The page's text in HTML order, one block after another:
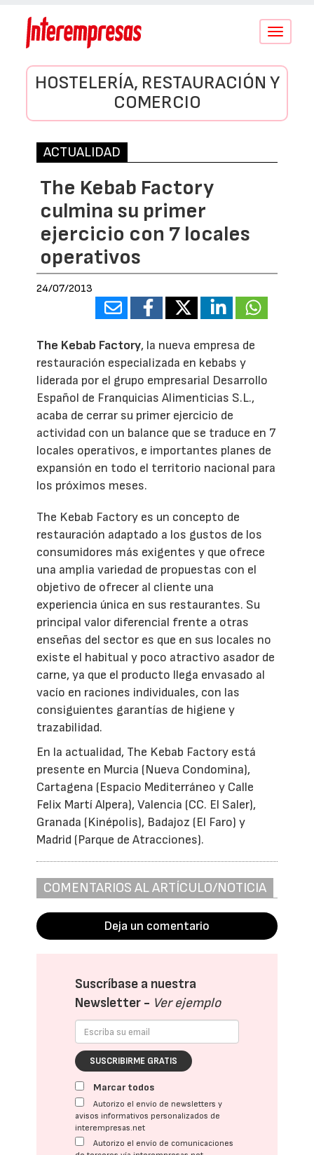
Conmutar
HOSTELERÍA, RESTAURACIÓN Y
COMERCIO
ACTUALIDAD
The Kebab Factory
culmina su primer
ejercicio con 7 locales
operativos
24/07/2013
The Kebab Factory, la nueva empresa de
restauración especializada en kebabs y
liderada por el grupo empresarial Desarrollo
Español de Franquicias Alimenticias S.L.,
acaba de cerrar su primer ejercicio de
actividad con un balance que se traduce en 7
locales operativos, e importantes planes de
expansión en todo el territorio nacional para
los próximos meses.
The Kebab Factory es un concepto de
restauración adaptado a los gustos de los
consumidores más exigentes y que ofrece
una amplia variedad de propuestas con el
objetivo de ofrecer al cliente una
experiencia única en sus restaurantes. Su
principal valor diferencial frente a otras
enseñas del sector es que en sus locales no
existe el habitual y poco atractivo asador de
carne, ya que el producto llega envasado al
vacío en raciones individuales, con las
consiguientes garantías de higiene y
trazabilidad.
En la actualidad, The Kebab Factory está
presente en Murcia (Nueva Condomina),
Cartagena (Espacio Mediterráneo y Calle
Felix Martí Alpera), Valencia (CC. El Saler),
Granada (Kinépolis), Badajoz (El Faro) y
Madrid (Parque de Atracciones).
COMENTARIOS AL ARTÍCULO/NOTICIA
Deja un comentario
Suscríbase a nuestra
Newsletter - Ver ejemplo
SUSCRIBIRME GRATIS
Marcar todos
Autorizo el envío de newsletters y
avisos informativos personalizados de
interempresas.net
Autorizo el envío de comunicaciones